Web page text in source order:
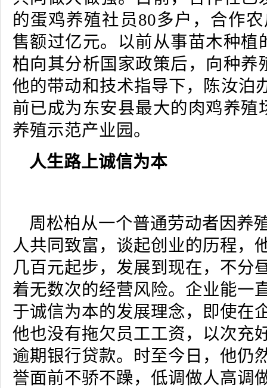
的蛋鸡养殖社员80多户，合作
售额过亿元。以前从事苗木种植
柏向其分析国家政策后，向种养
他的带动和技术指导下，陈汝泊
前已成为东安县最大的肉鸡养殖
养殖示范产业园。
人生路上诚信为本
周松柏从一个普通劳动者因养
人共同致富，谈起创业的历程，
几百元起步，发展到现在，不分
着无数次的经营风险。企业能一
于诚信为本的发展理念，即使在
他也没有拖欠员工工资，以次充
逾期银行贷款。时至今日，他仍
誉面前不骄不躁，低调做人高调